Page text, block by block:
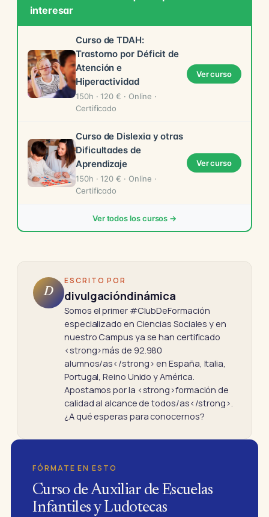
interesar
Curso de TDAH:
Trastorno por Déficit de
Atención e
Hiperactividad
150h · 120 € · Online ·
Certificado
Ver curso
Curso de Dislexia y otras
Dificultades de
Aprendizaje
150h · 120 € · Online ·
Certificado
Ver curso
Ver todos los cursos →
D
ESCRITO POR
divulgacióndinámica
Somos el primer #ClubDeFormación
especializado en Ciencias Sociales y en
nuestro Campus ya se han certificado
<strong>más de 92.980
alumnos/as</strong> en España, Italia,
Portugal, Reino Unido y América.
Apostamos por la <strong>formación de
calidad al alcance de todos/as</strong>.
¿A qué esperas para conocernos?
FÓRMATE EN ESTO
Curso de Auxiliar de Escuelas
Infantiles y Ludotecas